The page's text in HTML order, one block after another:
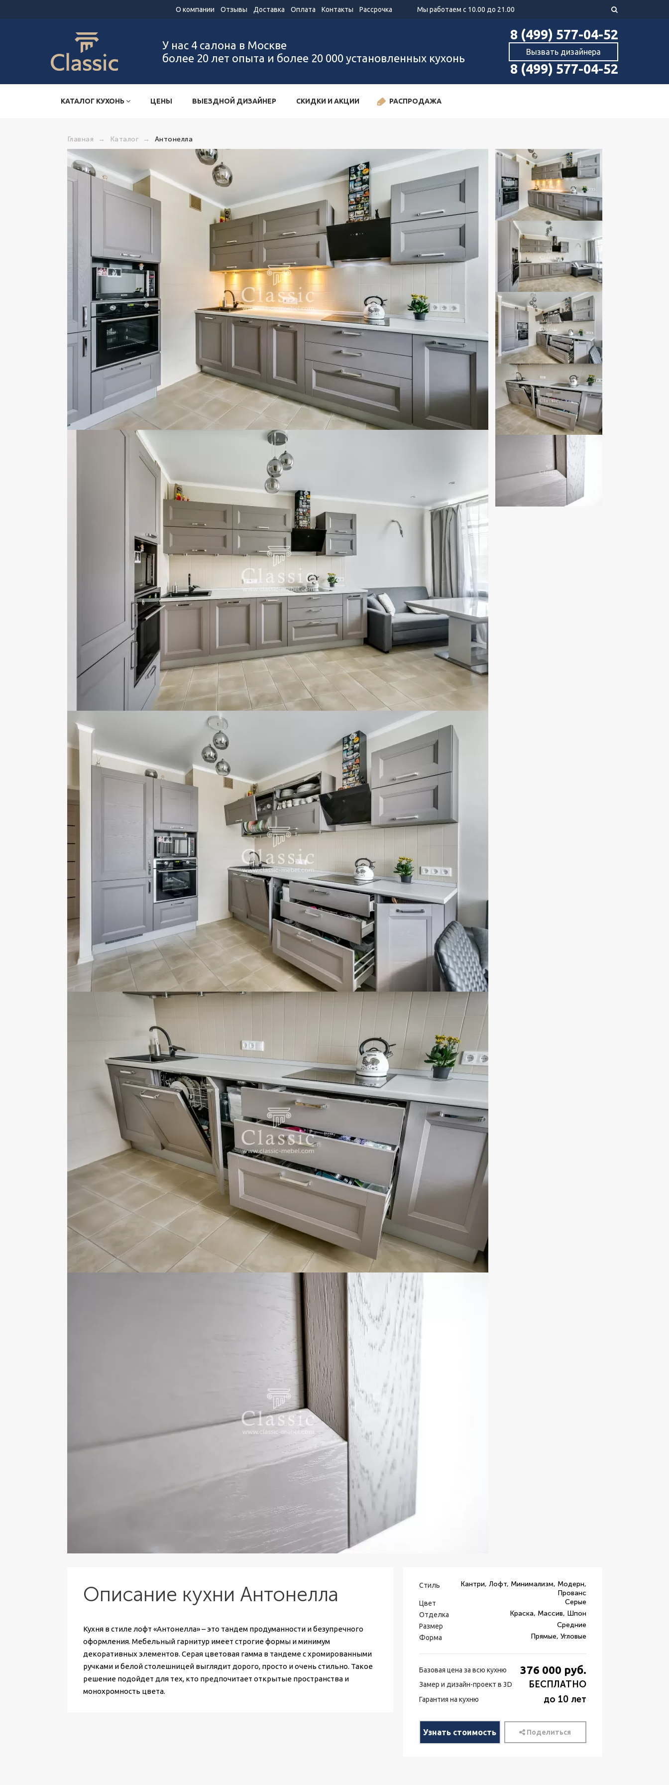
О компании Отзывы Доставка Оплата Контакты Рассрочка Мы работаем с 10.00 до 21.00
У нас 4 салона в Москве
более 20 лет опыта и более 20 000 установленных кухонь
8 (499) 577-04-52
Вызвать дизайнера
8 (499) 577-04-52
КАТАЛОГ КУХОНЬ ЦЕНЫ ВЫЕЗДНОЙ ДИЗАЙНЕР СКИДКИ И АКЦИИ РАСПРОДАЖА
Главная → Каталог → Антонелла
Описание кухни Антонелла
Кухня в стиле лофт «Антонелла» – это тандем продуманности и безупречного
оформления. Мебельный гарнитур имеет строгие формы и минимум
декоративных элементов. Серая цветовая гамма в тандеме с хромированными
ручками и белой столешницей выглядит дорого, просто и очень стильно. Такое
решение подойдет для тех, кто предпочитает открытые пространства и
монохромность цвета.
Стиль
Кантри, Лофт, Минимализм, Модерн,
Прованс
Цвет Серые
Отделка Краска, Массив, Шпон
Размер Средние
Форма Прямые, Угловые
Базовая цена за всю кухню 376 000 руб.
Замер и дизайн-проект в 3D БЕСПЛАТНО
Гарантия на кухню до 10 лет
Узнать стоимость Поделиться